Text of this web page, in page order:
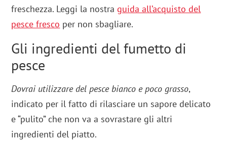
freschezza. Leggi la nostraguida all’acquisto del
pesce fresco per non sbagliare.
Gli ingredienti del fumetto di
pesce
Dovrai utilizzare del pesce bianco e poco grasso,
indicato per il fatto di rilasciare un sapore delicato
e “pulito” che non va a sovrastare gli altri
ingredienti del piatto.